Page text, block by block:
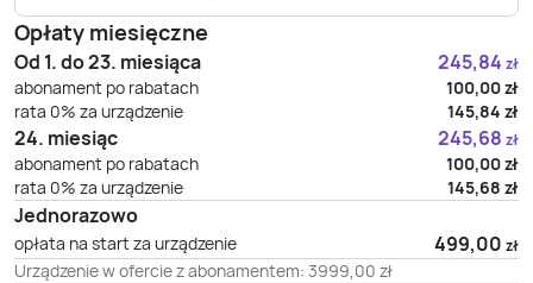
Opłaty miesięczne
Od 1. do 23. miesiąca 245,84 zł
abonament po rabatach 100,00zł
rata 0% za urządzenie
145,84 zł
24. miesiąc 245,68 zł
abonament po rabatach 100,00zł
rata 0% za urządzenie
145,68 zł
Jednorazowo
opłata na start za urządzenie 499,00 zł
Urządzenie w ofercie z abonamentem: 3999,00 zł